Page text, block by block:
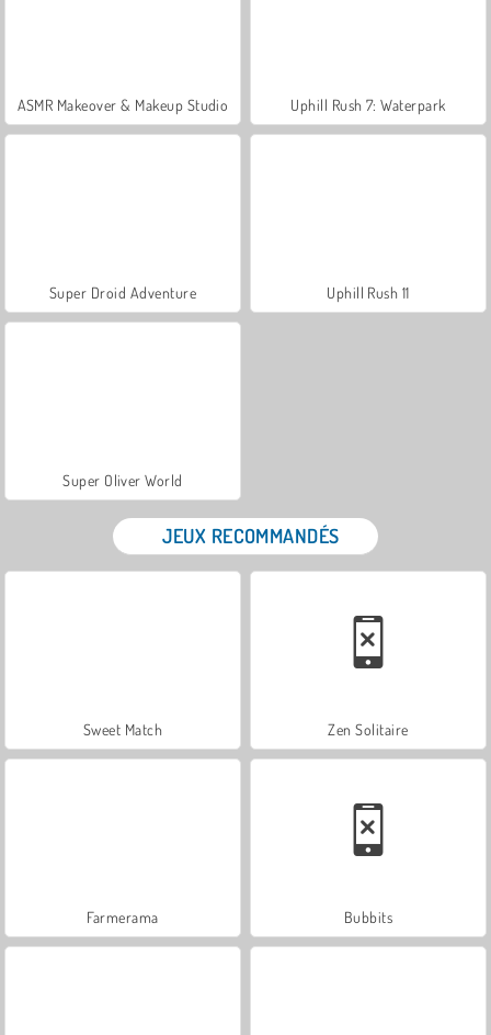
ASMR Makeover & Makeup Studio Uphill Rush 7: Waterpark
Super Droid Adventure Uphill Rush 11
Super Oliver World
JEUX RECOMMANDÉS
Sweet Match Zen Solitaire
Farmerama Bubbits